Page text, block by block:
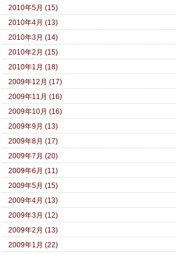
2010年5月 (15)
2010年4月 (13)
2010年3月 (14)
2010年2月 (15)
2010年1月 (18)
2009年12月 (17)
2009年11月 (16)
2009年10月 (16)
2009年9月 (13)
2009年8月 (17)
2009年7月 (20)
2009年6月 (11)
2009年5月 (15)
2009年4月 (13)
2009年3月 (12)
2009年2月 (13)
2009年1月 (22)